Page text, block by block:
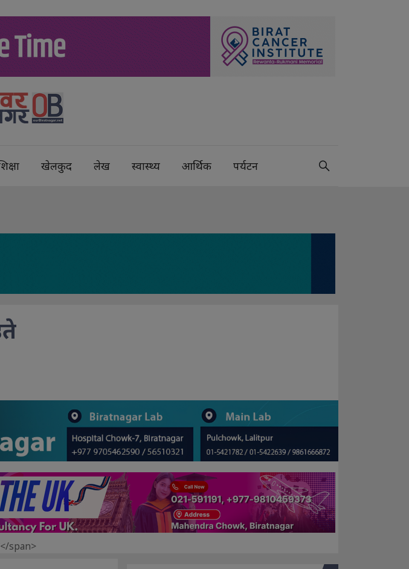
खेलकुद लेख स्वास्थ्य आर्थिक पर्यटन